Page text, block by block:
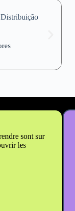
sont sur
les